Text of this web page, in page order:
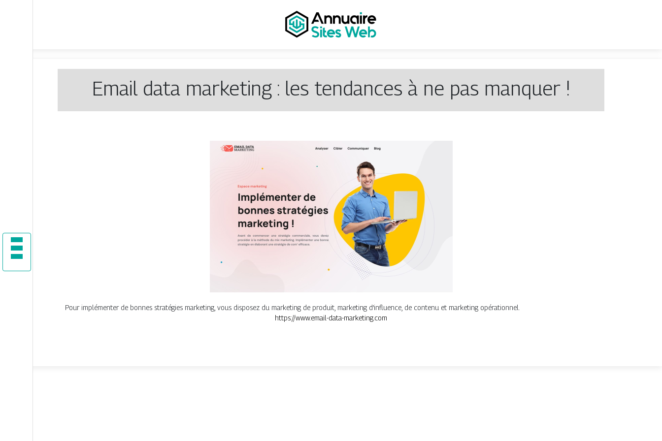
Email data marketing : les tendances à ne pas manquer !
Pour implémenter de bonnes stratégies marketing, vous disposez du marketing de produit, marketing d’influence, de contenu et marketing opérationnel.
https://www.email-data-marketing.com